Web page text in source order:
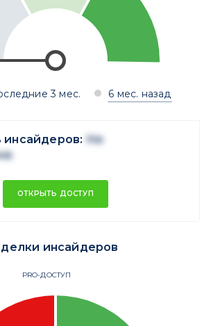
3 мес. 6 мес. назад
инсайдеров: Не
ОТКРЫТЬ ДОСТУП
инсайдеров
PRO-ДОСТУП